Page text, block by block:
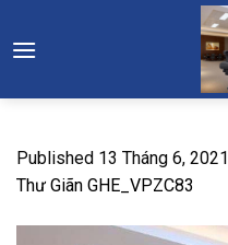
to
Published 13 Tháng 6, 2021
Thư Giãn GHE_VPZC83